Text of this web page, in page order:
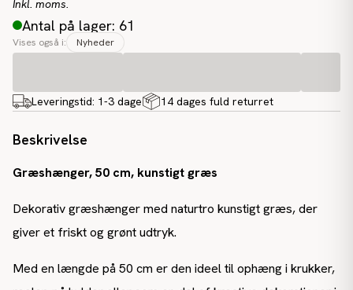
Inkl. moms.
Antal på lager: 61
Vises også i: Nyheder
Leveringstid: 1-3 dage 14 dages fuld returret
Beskrivelse
Græshænger, 50 cm, kunstigt græs
Dekorativ græshænger med naturtro kunstigt græs, der
giver et friskt og grønt udtryk.
Med en længde på 50 cm er den ideel til ophæng i krukker,